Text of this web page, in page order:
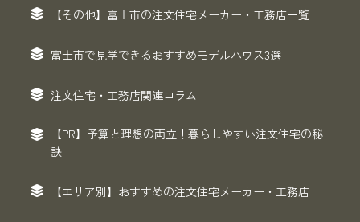
【その他】富士市の注文住宅メーカー・工務店一覧
富士市で見学できるおすすめモデルハウス3選
注文住宅・工務店関連コラム
【PR】予算と理想の両立！暮らしやすい注文住宅の秘
訣
【エリア別】おすすめの注文住宅メーカー・工務店